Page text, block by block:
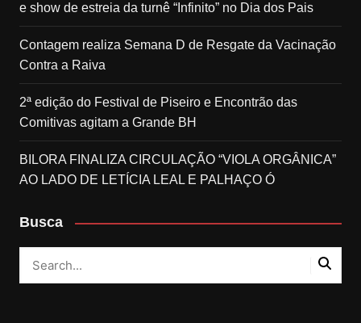
e show de estreia da turnê “Infinito” no Dia dos Pais
Contagem realiza Semana D de Resgate da Vacinação
Contra a Raiva
2ª edição do Festival de Piseiro e Encontrão das
Comitivas agitam a Grande BH
BILORA FINALIZA CIRCULAÇÃO “VIOLA ORGÂNICA”
AO LADO DE LETÍCIA LEAL E PALHAÇO Ó
Busca